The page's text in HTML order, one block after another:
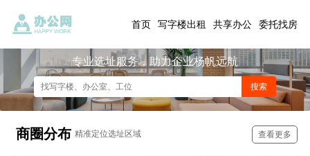
首页 写字楼出租 共享办公 委托找房
专业选址服务，助力企业杨帆远航
商圈分布 精准定位选址区域 查看更多